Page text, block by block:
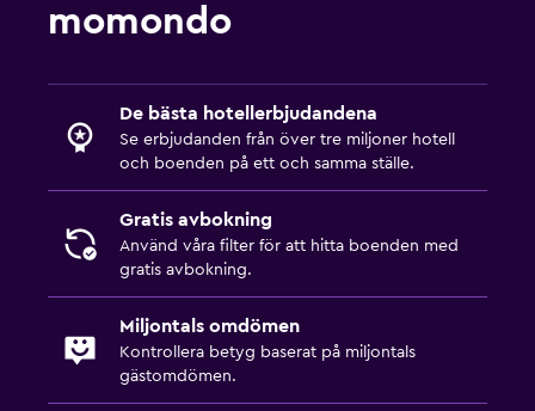
momondo
De bästa hotellerbjudandena
Se erbjudanden från över tre miljoner hotell
och boenden på ett och samma ställe.
Gratis avbokning
Använd våra filter för att hitta boenden med
gratis avbokning.
Miljontals omdömen
Kontrollera betyg baserat på miljontals
gästomdömen.